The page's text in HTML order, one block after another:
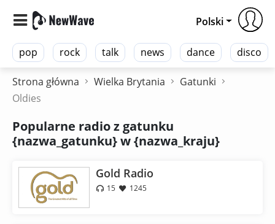
pop rock talk news dance disco
Polski
Strona główna Wielka Brytania
Gatunki
Oldies
Popularne radio z gatunku
{nazwa_gatunku} w {nazwa_kraju}
Gold Radio
15 1245